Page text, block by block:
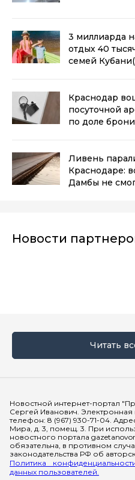
3 миллиарда
отдых 40
семей Кубани
Краснодар
посуточной
по доле
Ливень
Краснодаре:
Дамбы не
Новости
Читать
Новостной интернет-портал
Сергей Иванович. Электронная
телефон: 8 (967) 930-71-04.
Мира, д. 3, помещ. 3. При
новостного портала
обязательна, в противном
законодательства РФ об
Политика
данных пользователей.